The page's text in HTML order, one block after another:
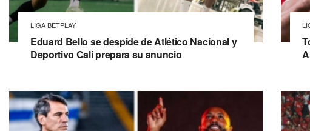
LIGA BETPLAY
Eduard Bello se despide de Atlético Nacional y
Deportivo Cali prepara su anuncio